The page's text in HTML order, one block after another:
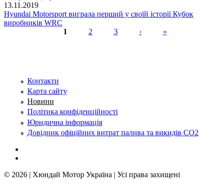
13.11.2019
Hyundai Motorsport виграла перший у своїй історії Кубок
виробників WRC
1 2 3 › »
Контакти
Карта сайту
Новини
Політика конфіденційності
Юридична інформація
Довідник офіційних витрат палива та викидів СО2
© 2026 | Хюндай Мотор Україна | Усі права захищені